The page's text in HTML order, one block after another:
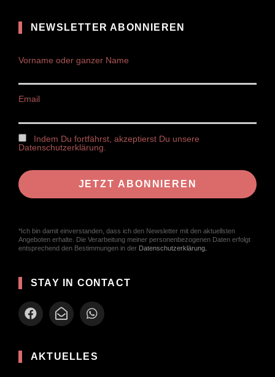
AKTUELLES
STAY IN CONTACT
NEWSLETTER ABONNIEREN
Vorname oder ganzer Name
Email
Indem Du fortfährst, akzeptierst Du unsere
Datenschutzerklärung.
*Ich bin damit einverstanden, dass ich den Newsletter mit den aktuellsten
Angeboten erhalte. Die Verarbeitung meiner personenbezogenen Daten erfolgt
entsprechend den Bestimmungen in der Datenschutzerklärung